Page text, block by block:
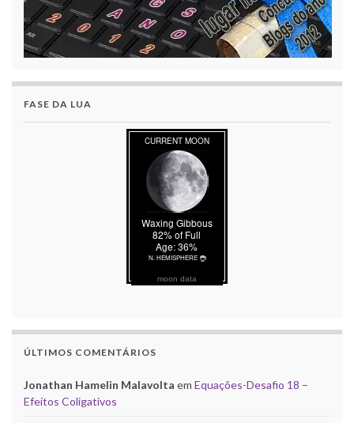
FASE DA LUA
moon data
ÚLTIMOS COMENTÁRIOS
Jonathan Hamelin Malavolta em Equações-Desafio 18 –
Efeitos Coligativos